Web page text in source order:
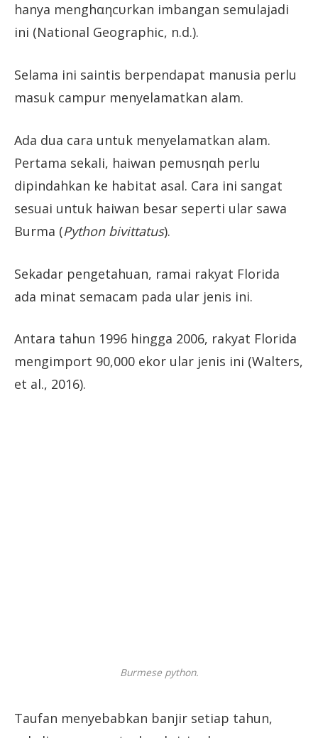
hanya menghαηcυrkan imbangan semulajadi
ini (National Geographic, n.d.).
Selama ini saintis berpendapat manusia perlu
masuk campur menyelamatkan alam.
Ada dua cara untuk menyelamatkan alam.
Pertama sekali, haiwan pemυsηαh perlu
dipindahkan ke habitat asal. Cara ini sangat
sesuai untuk haiwan besar seperti ular sawa
Burma (Python bivittatus).
Sekadar pengetahuan, ramai rakyat Florida
ada minat semacam pada ular jenis ini.
Antara tahun 1996 hingga 2006, rakyat Florida
mengimport 90,000 ekor ular jenis ini (Walters,
et al., 2016).
Burmese python.
Taufan menyebabkan banjir setiap tahun,